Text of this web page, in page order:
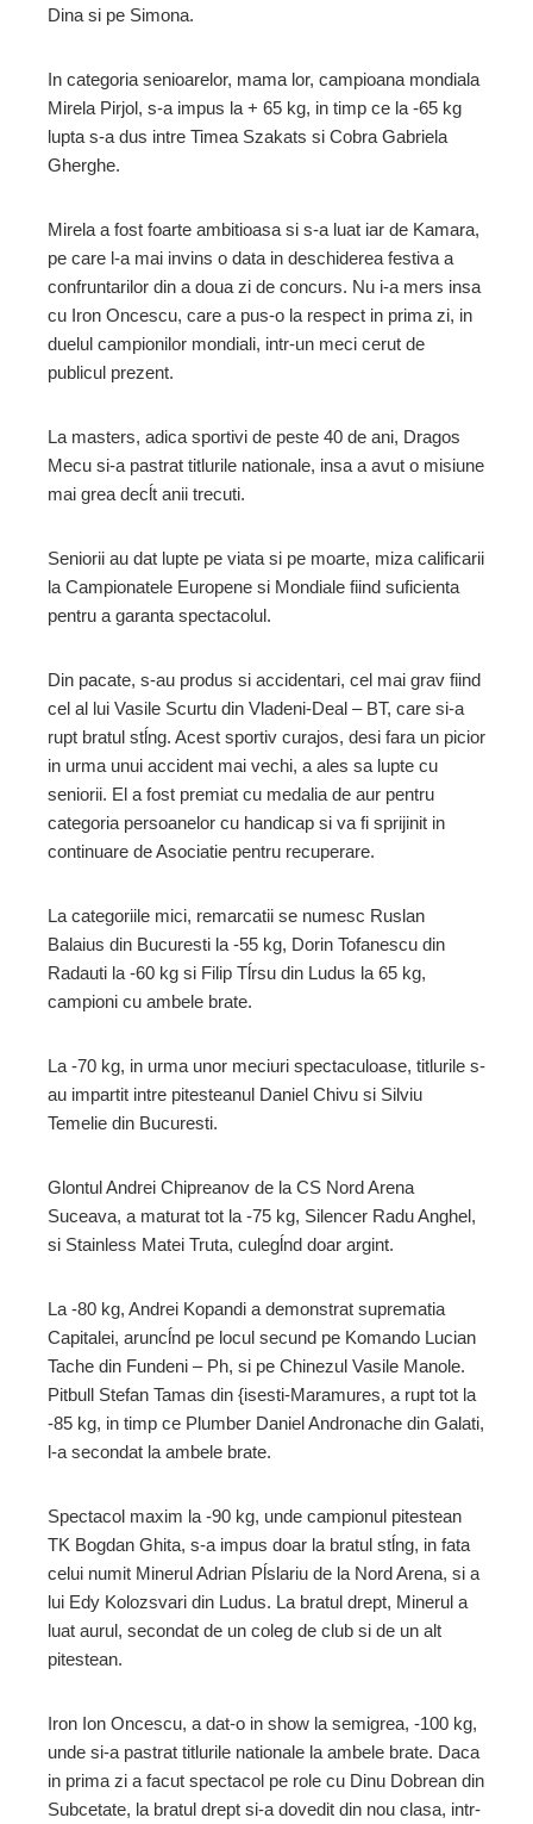
Dina si pe Simona.
In categoria senioarelor, mama lor, campioana mondiala
Mirela Pirjol, s-a impus la + 65 kg, in timp ce la -65 kg
lupta s-a dus intre Timea Szakats si Cobra Gabriela
Gherghe.
Mirela a fost foarte ambitioasa si s-a luat iar de Kamara,
pe care l-a mai invins o data in deschiderea festiva a
confruntarilor din a doua zi de concurs. Nu i-a mers insa
cu Iron Oncescu, care a pus-o la respect in prima zi, in
duelul campionilor mondiali, intr-un meci cerut de
publicul prezent.
La masters, adica sportivi de peste 40 de ani, Dragos
Mecu si-a pastrat titlurile nationale, insa a avut o misiune
mai grea decĺt anii trecuti.
Seniorii au dat lupte pe viata si pe moarte, miza calificarii
la Campionatele Europene si Mondiale fiind suficienta
pentru a garanta spectacolul.
Din pacate, s-au produs si accidentari, cel mai grav fiind
cel al lui Vasile Scurtu din Vladeni-Deal – BT, care si-a
rupt bratul stĺng. Acest sportiv curajos, desi fara un picior
in urma unui accident mai vechi, a ales sa lupte cu
seniorii. El a fost premiat cu medalia de aur pentru
categoria persoanelor cu handicap si va fi sprijinit in
continuare de Asociatie pentru recuperare.
La categoriile mici, remarcatii se numesc Ruslan
Balaius din Bucuresti la -55 kg, Dorin Tofanescu din
Radauti la -60 kg si Filip Tĺrsu din Ludus la 65 kg,
campioni cu ambele brate.
La -70 kg, in urma unor meciuri spectaculoase, titlurile s-
au impartit intre pitesteanul Daniel Chivu si Silviu
Temelie din Bucuresti.
Glontul Andrei Chipreanov de la CS Nord Arena
Suceava, a maturat tot la -75 kg, Silencer Radu Anghel,
si Stainless Matei Truta, culegĺnd doar argint.
La -80 kg, Andrei Kopandi a demonstrat suprematia
Capitalei, aruncĺnd pe locul secund pe Komando Lucian
Tache din Fundeni – Ph, si pe Chinezul Vasile Manole.
Pitbull Stefan Tamas din {isesti-Maramures, a rupt tot la
-85 kg, in timp ce Plumber Daniel Andronache din Galati,
l-a secondat la ambele brate.
Spectacol maxim la -90 kg, unde campionul pitestean
TK Bogdan Ghita, s-a impus doar la bratul stĺng, in fata
celui numit Minerul Adrian Pĺslariu de la Nord Arena, si a
lui Edy Kolozsvari din Ludus. La bratul drept, Minerul a
luat aurul, secondat de un coleg de club si de un alt
pitestean.
Iron Ion Oncescu, a dat-o in show la semigrea, -100 kg,
unde si-a pastrat titlurile nationale la ambele brate. Daca
in prima zi a facut spectacol pe role cu Dinu Dobrean din
Subcetate, la bratul drept si-a dovedit din nou clasa, intr-